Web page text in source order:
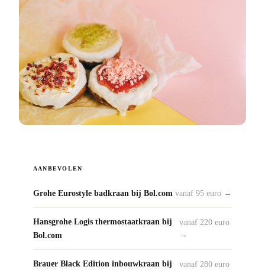
AANBEVOLEN
Grohe Eurostyle badkraan bij Bol.com vanaf 95 euro →
Hansgrohe Logis thermostaatkraan bij
Bol.com
vanaf 220 euro
→
Brauer Black Edition inbouwkraan bij
vanaf 280 euro